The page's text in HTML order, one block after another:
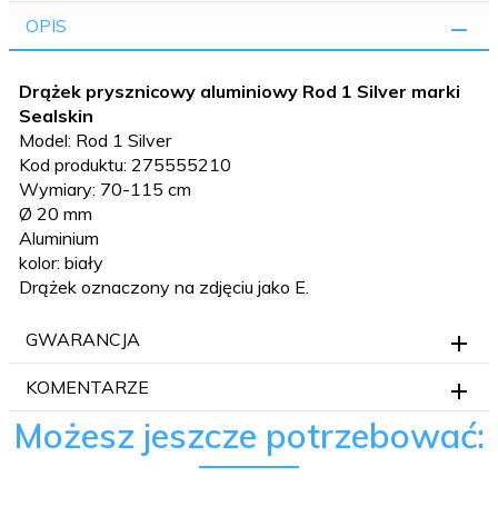
OPIS
Drążek prysznicowy aluminiowy Rod 1 Silver marki
Sealskin
Model: Rod 1 Silver
Kod produktu: 275555210
Wymiary: 70-115 cm
Ø 20 mm
Aluminium
kolor: biały
Drążek oznaczony na zdjęciu jako E.
GWARANCJA
KOMENTARZE
Możesz jeszcze potrzebować: